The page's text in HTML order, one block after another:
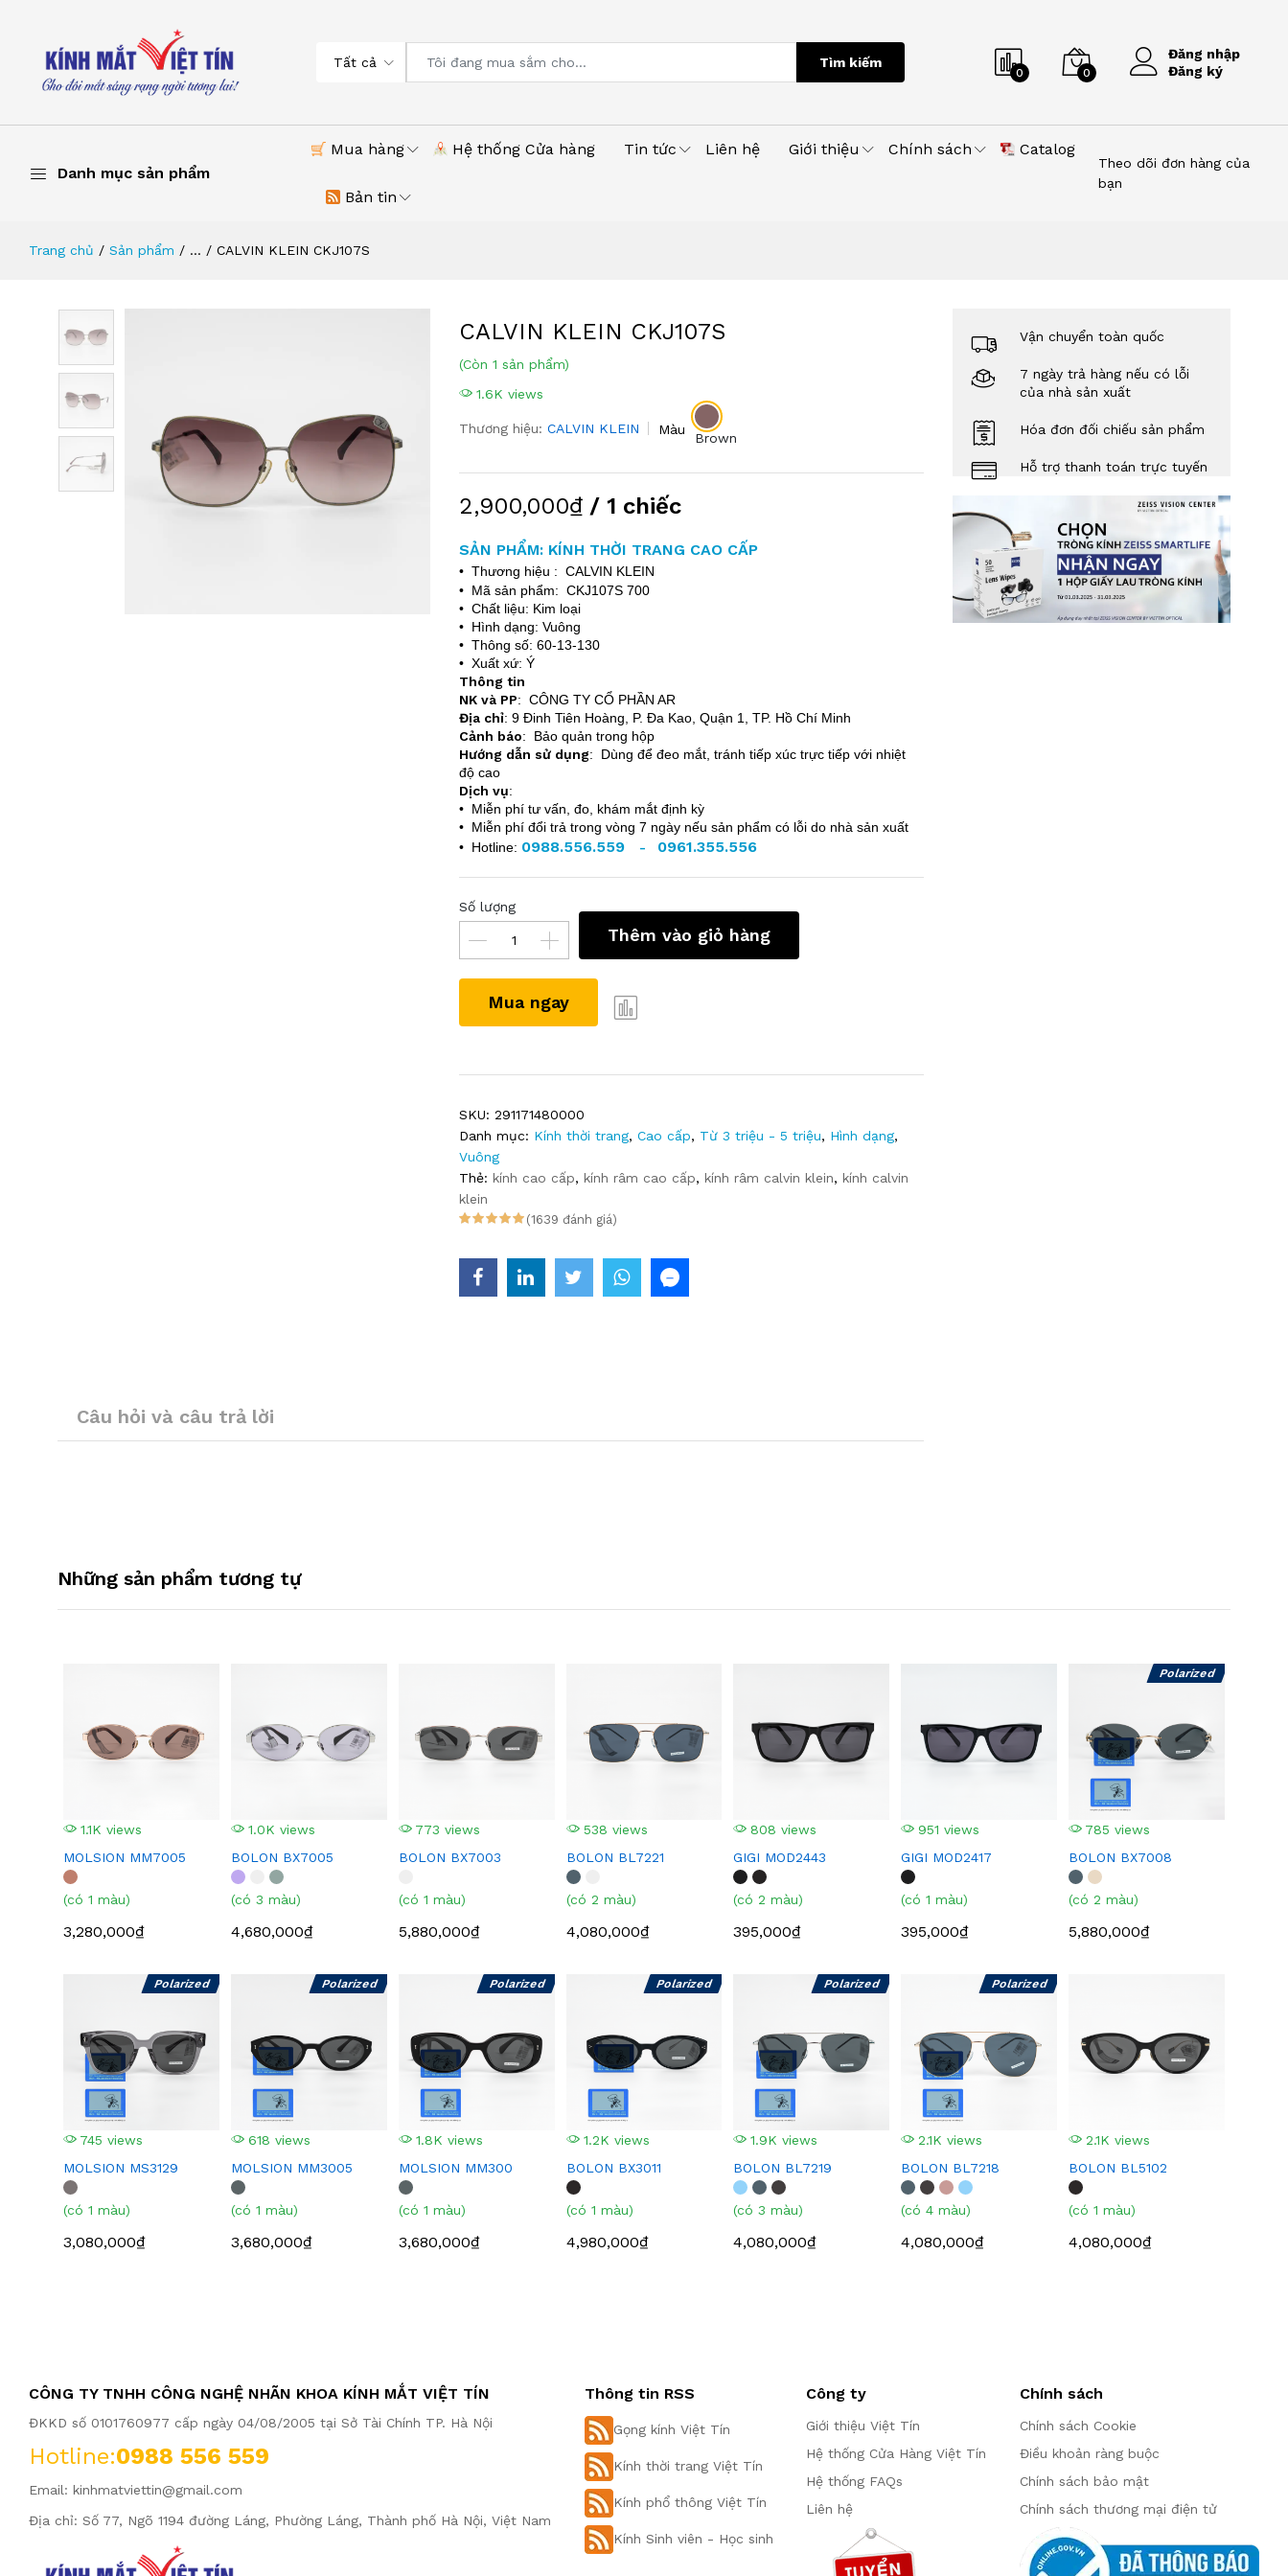
Tất cả Tìm kiếm
0 0
Đăng nhập
Đăng ký
Danh mục sản phẩm
Mua hàng Hệ thống Cửa hàng Tin tức Liên hệ Giới thiệu Chính sách Catalog
Bản tin
Theo dõi đơn hàng của
bạn
Trang chủ Sản phẩm ... CALVIN KLEIN CKJ107S
CALVIN KLEIN CKJ107S
(Còn 1 sản phẩm)
1.6K views
Thương hiệu: CALVIN KLEIN Màu
Brown
2,900,000₫/ 1 chiếc
SẢN PHẨM: KÍNH THỜI TRANG CAO CẤP
• Thương hiệu : CALVIN KLEIN
• Mã sản phẩm: CKJ107S 700
• Chất liệu: Kim loại
• Hình dạng: Vuông
• Thông số: 60-13-130
• Xuất xứ: Ý
Thông tin
NK và PP: CÔNG TY CỔ PHẦN AR
Địa chỉ: 9 Đinh Tiên Hoàng, P. Đa Kao, Quận 1, TP. Hồ Chí Minh
Cảnh báo: Bảo quản trong hộp
Hướng dẫn sử dụng: Dùng để đeo mắt, tránh tiếp xúc trực tiếp với nhiệt
độ cao
Dịch vụ:
• Miễn phí tư vấn, đo, khám mắt định kỳ
• Miễn phí đổi trả trong vòng 7 ngày nếu sản phẩm có lỗi do nhà sản xuất
• Hotline: 0988.556.559 - 0961.355.556
Số lượng
Thêm vào giỏ hàng
Mua ngay
SKU: 291171480000
Danh mục: Kính thời trang, Cao cấp, Từ 3 triệu - 5 triệu, Hình dạng,
Vuông
Thẻ: kính cao cấp, kính râm cao cấp, kính râm calvin klein, kính calvin
klein
(1639 đánh giá)
Câu hỏi và câu trả lời
Vận chuyển toàn quốc
7 ngày trả hàng nếu có lỗi
của nhà sản xuất
Hóa đơn đối chiếu sản phẩm
Hỗ trợ thanh toán trực tuyến
Những sản phẩm tương tự
1.1K views
MOLSION MM7005
(có 1 màu)
3,280,000₫
1.0K views
BOLON BX7005
(có 3 màu)
4,680,000₫
773 views
BOLON BX7003
(có 1 màu)
5,880,000₫
538 views
BOLON BL7221
(có 2 màu)
4,080,000₫
808 views
GIGI MOD2443
(có 2 màu)
395,000₫
951 views
GIGI MOD2417
(có 1 màu)
395,000₫
785 views
Polarized
BOLON BX7008
(có 2 màu)
5,880,000₫
745 views
Polarized
MOLSION MS3129
(có 1 màu)
3,080,000₫
618 views
Polarized
MOLSION MM3005
(có 1 màu)
3,680,000₫
1.8K views
Polarized
MOLSION MM300
(có 1 màu)
3,680,000₫
1.2K views
Polarized
BOLON BX3011
(có 1 màu)
4,980,000₫
1.9K views
Polarized
BOLON BL7219
(có 3 màu)
4,080,000₫
2.1K views
Polarized
BOLON BL7218
(có 4 màu)
4,080,000₫
2.1K views
BOLON BL5102
(có 1 màu)
4,080,000₫
CÔNG TY TNHH CÔNG NGHỆ NHÃN KHOA KÍNH MẮT VIỆT TÍN
ĐKKD số 0101760977 cấp ngày 04/08/2005 tại Sở Tài Chính TP. Hà Nội
Hotline:0988 556 559
Email: kinhmatviettin@gmail.com
Địa chỉ: Số 77, Ngõ 1194 đường Láng, Phường Láng, Thành phố Hà Nội, Việt Nam
Thông tin RSS
Gọng kính Việt Tín
Kính thời trang Việt Tín
Kính phổ thông Việt Tín
Kính Sinh viên - Học sinh
Công ty
Giới thiệu Việt Tín
Hệ thống Cửa Hàng Việt Tín
Hệ thống FAQs
Liên hệ
Chính sách
Chính sách Cookie
Điều khoản ràng buộc
Chính sách bảo mật
Chính sách thương mại điện tử